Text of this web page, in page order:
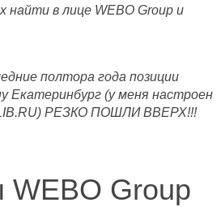
найти в лице WEBO Group и
полтора года позиции
Екатеринбург (у меня настроен
РЕЗКО ПОШЛИ ВВЕРХ!!!
WEBO Group